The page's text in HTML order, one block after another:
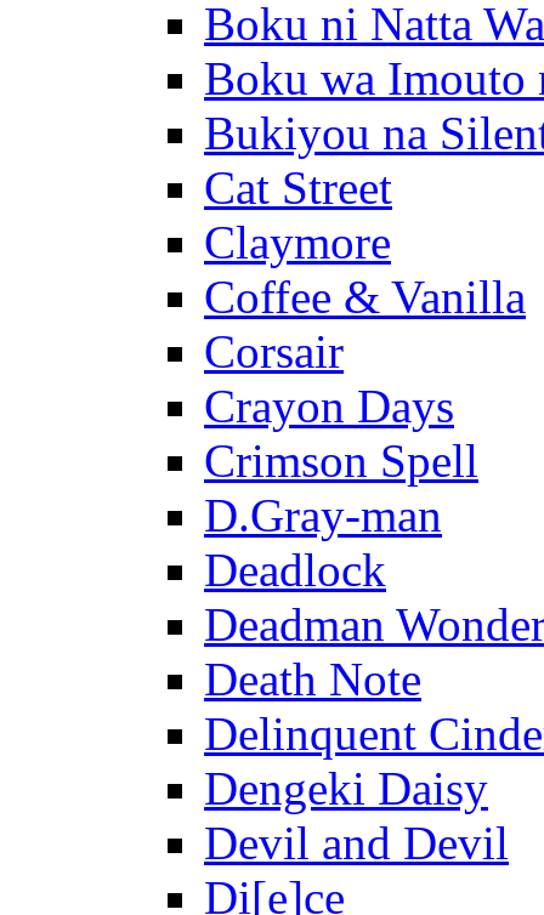
Boku ni Natta
Boku wa
Bukiyou na
Cat Street
Claymore
Coffee & Vanilla
Corsair
Crayon Days
Crimson Spell
D.Gray-man
Deadlock
Deadman
Death Note
Delinquent
Dengeki Daisy
Devil and Devil
Di[e]ce